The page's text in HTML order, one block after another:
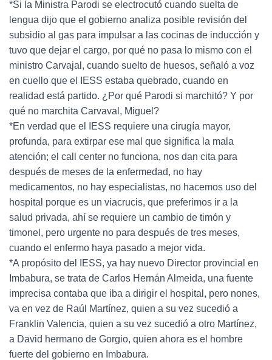
*Si la Ministra Parodi se electrocutó cuando suelta de
lengua dijo que el gobierno analiza posible revisión del
subsidio al gas para impulsar a las cocinas de inducción y
tuvo que dejar el cargo, por qué no pasa lo mismo con el
ministro Carvajal, cuando suelto de huesos, señaló a voz
en cuello que el IESS estaba quebrado, cuando en
realidad está partido. ¿Por qué Parodi si marchitó? Y por
qué no marchita Carvaval, Miguel?
*En verdad que el IESS requiere una cirugía mayor,
profunda, para extirpar ese mal que significa la mala
atención; el call center no funciona, nos dan cita para
después de meses de la enfermedad, no hay
medicamentos, no hay especialistas, no hacemos uso del
hospital porque es un viacrucis, que preferimos ir a la
salud privada, ahí se requiere un cambio de timón y
timonel, pero urgente no para después de tres meses,
cuando el enfermo haya pasado a mejor vida.
*A propósito del IESS, ya hay nuevo Director provincial en
Imbabura, se trata de Carlos Hernán Almeida, una fuente
imprecisa contaba que iba a dirigir el hospital, pero nones,
va en vez de Raúl Martínez, quien a su vez sucedió a
Franklin Valencia, quien a su vez sucedió a otro Martínez,
a David hermano de Gorgio, quien ahora es el hombre
fuerte del gobierno en Imbabura.